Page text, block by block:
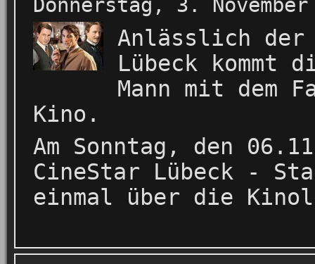
Donnerstag, 3.
Anlässlich der
Lübeck kommt
Mann mit dem
Kino.
Am Sonntag, den
CineStar Lübeck -
einmal über die